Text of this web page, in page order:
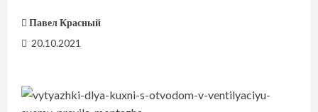
Павел Красный
20.10.2021